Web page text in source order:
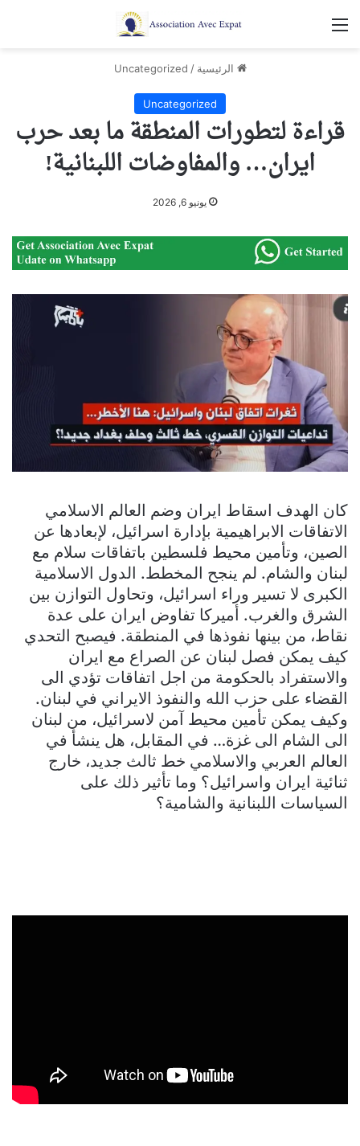
القائمة
الرئيسية /
Uncategorized
Uncategorized
قراءة لتطورات المنطقة ما بعد حرب
ايران… والمفاوضات اللبنانية!
يونيو 6, 2026
كان الهدف اسقاط ايران وضم العالم الاسلامي
الاتفاقات الابراهيمية بإدارة اسرائيل، لإبعادها عن
الصين، وتأمين محيط فلسطين باتفاقات سلام مع
لبنان والشام. لم ينجح المخطط. الدول الاسلامية
الكبرى لا تسير وراء اسرائيل، وتحاول التوازن بين
الشرق والغرب. أميركا تفاوض ايران على عدة
نقاط، من بينها نفوذها في المنطقة. فيصبح التحدي
كيف يمكن فصل لبنان عن الصراع مع ايران
والاستفراد بالحكومة من اجل اتفاقات تؤدي الى
القضاء على حزب الله والنفوذ الايراني في لبنان.
وكيف يمكن تأمين محيط آمن لاسرائيل، من لبنان
الى الشام الى غزة… في المقابل، هل ينشأ في
العالم العربي والاسلامي خط ثالث جديد، خارج
ثنائية ايران واسرائيل؟ وما تأثير ذلك على
السياسات اللبنانية والشامية؟